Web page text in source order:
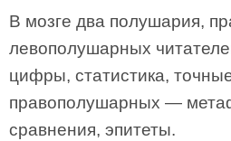
В мозге два полушария,
левополушарных
цифры, статистика,
правополушарных —
сравнения, эпитеты.